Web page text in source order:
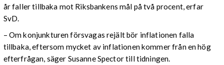
år faller tillbaka mot Riksbankens mål på två procent, erfar
SvD.
– Om konjunkturen försvagas rejält bör inflationen falla
tillbaka, eftersom mycket av inflationen kommer från en hög
efterfrågan, säger Susanne Spector till tidningen.